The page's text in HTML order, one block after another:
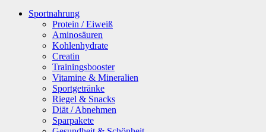
Sportnahrung
Protein / Eiweiß
Aminosäuren
Kohlenhydrate
Creatin
Trainingsbooster
Vitamine & Mineralien
Sportgetränke
Riegel & Snacks
Diät / Abnehmen
Sparpakete